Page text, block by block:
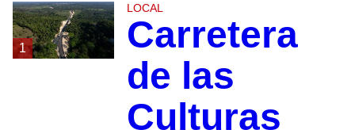
1
LOCAL
Carretera
de las
Culturas